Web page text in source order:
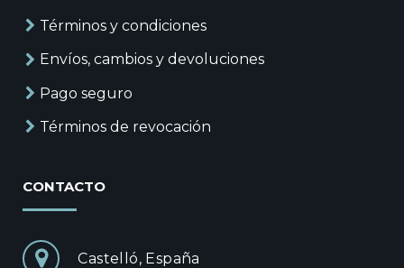
Términos y condiciones
Envíos, cambios y devoluciones
Pago seguro
Términos de revocación
CONTACTO
Castelló, España